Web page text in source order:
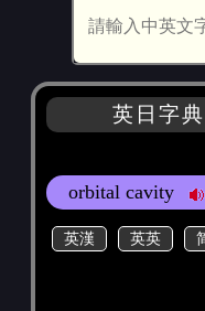
英日字
orbital cavity
英漢 英英